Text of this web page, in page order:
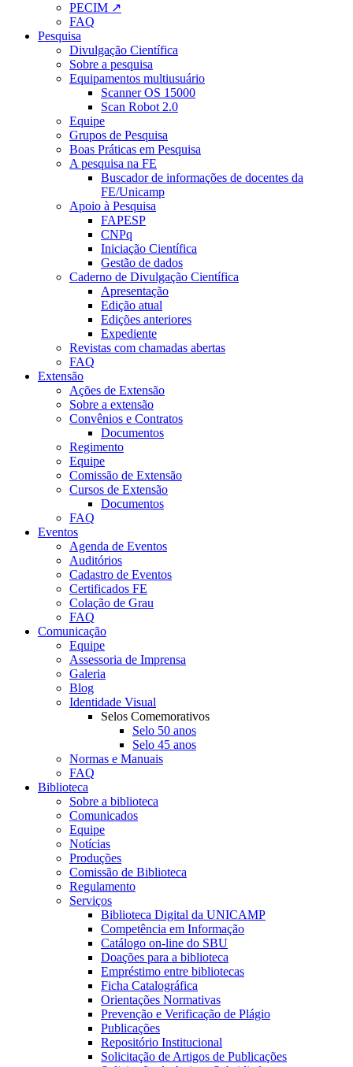
PECIM ↗
FAQ
Pesquisa
Divulgação Científica
Sobre a pesquisa
Equipamentos multiusuário
Scanner OS 15000
Scan Robot 2.0
Equipe
Grupos de Pesquisa
Boas Práticas em Pesquisa
A pesquisa na FE
Buscador de informações de docentes da
FE/Unicamp
Apoio à Pesquisa
FAPESP
CNPq
Iniciação Científica
Gestão de dados
Caderno de Divulgação Científica
Apresentação
Edição atual
Edições anteriores
Expediente
Revistas com chamadas abertas
FAQ
Extensão
Ações de Extensão
Sobre a extensão
Convênios e Contratos
Documentos
Regimento
Equipe
Comissão de Extensão
Cursos de Extensão
Documentos
FAQ
Eventos
Agenda de Eventos
Auditórios
Cadastro de Eventos
Certificados FE
Colação de Grau
FAQ
Comunicação
Equipe
Assessoria de Imprensa
Galeria
Blog
Identidade Visual
Selos Comemorativos
Selo 50 anos
Selo 45 anos
Normas e Manuais
FAQ
Biblioteca
Sobre a biblioteca
Comunicados
Equipe
Notícias
Produções
Comissão de Biblioteca
Regulamento
Serviços
Biblioteca Digital da UNICAMP
Competência em Informação
Catálogo on-line do SBU
Doações para a biblioteca
Empréstimo entre bibliotecas
Ficha Catalográfica
Orientações Normativas
Prevenção e Verificação de Plágio
Publicações
Repositório Institucional
Solicitação de Artigos de Publicações